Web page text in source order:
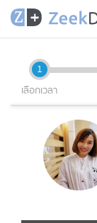
1
เลือกเวลา